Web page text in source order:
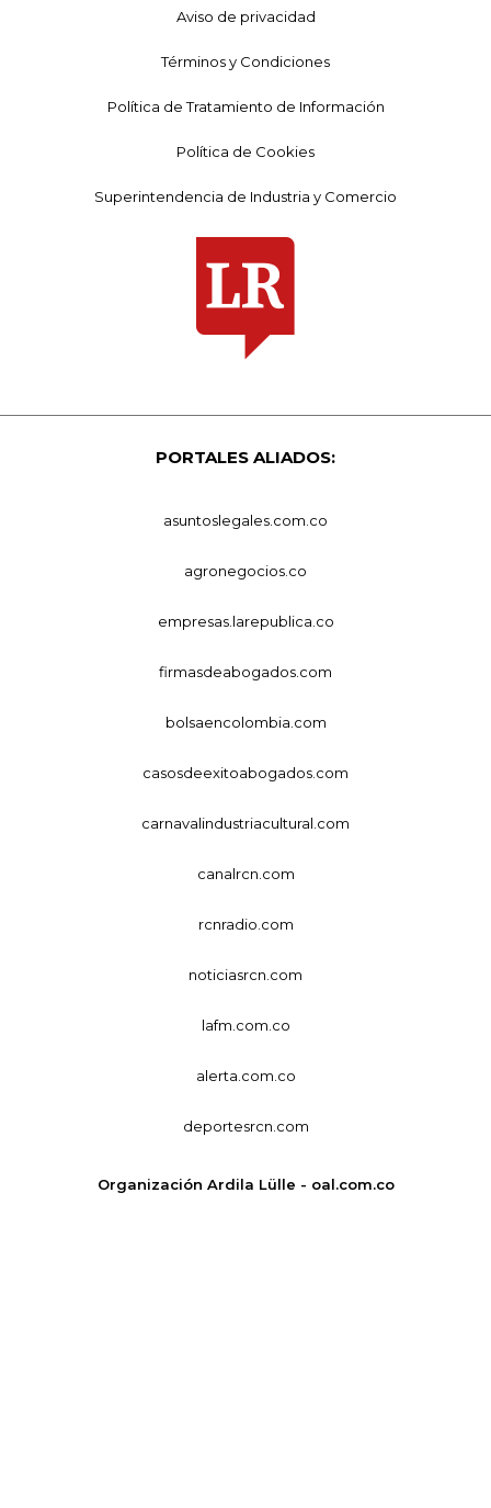
Aviso de privacidad
Términos y Condiciones
Política de Tratamiento de Información
Política de Cookies
Superintendencia de Industria y Comercio
PORTALES ALIADOS:
asuntoslegales.com.co
agronegocios.co
empresas.larepublica.co
firmasdeabogados.com
bolsaencolombia.com
casosdeexitoabogados.com
carnavalindustriacultural.com
canalrcn.com
rcnradio.com
noticiasrcn.com
lafm.com.co
alerta.com.co
deportesrcn.com
Organización Ardila Lülle - oal.com.co